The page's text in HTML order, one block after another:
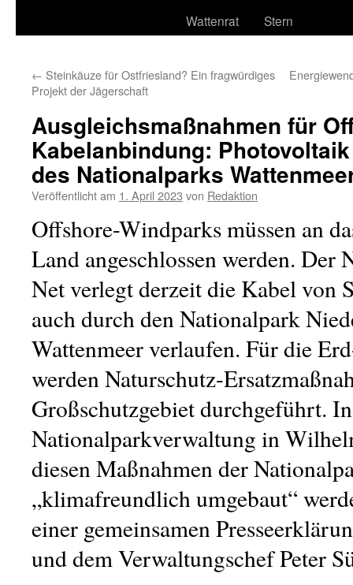
Wattenrat
Stern
← Steinkäuze für Ostfriesland? Ein fragwürdiges
Projekt der Jägerschaft
Ausgleichsmaßnahmen für
Kabelanbindung:
des Nationalparks
Veröffentlicht am 1. April 2023 von Redaktion
Offshore-Windparks müssen an
Land angeschlossen werden. Der
Net verlegt derzeit die Kabel von
auch durch den Nationalpark
Wattenmeer verlaufen. Für die
werden Naturschutz-
Großschutzgebiet durchgeführt.
Nationalparkverwaltung in
diesenMaßnahmen der
„klimafreundlich umgebaut“
einer gemeinsamen
und dem Verwaltungschef Peter